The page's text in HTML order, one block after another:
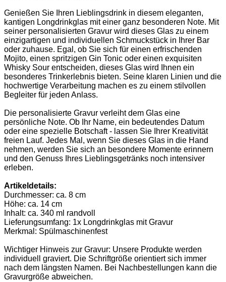
Genießen Sie Ihren Lieblingsdrink in diesem eleganten,
kantigen Longdrinkglas mit einer ganz besonderen Note. Mit
seiner personalisierten Gravur wird dieses Glas zu einem
einzigartigen und individuellen Schmuckstück in Ihrer Bar
oder zuhause. Egal, ob Sie sich für einen erfrischenden
Mojito, einen spritzigen Gin Tonic oder einen exquisiten
Whisky Sour entscheiden, dieses Glas wird Ihnen ein
besonderes Trinkerlebnis bieten. Seine klaren Linien und die
hochwertige Verarbeitung machen es zu einem stilvollen
Begleiter für jeden Anlass.
Die personalisierte Gravur verleiht dem Glas eine
persönliche Note. Ob Ihr Name, ein bedeutendes Datum
oder eine spezielle Botschaft - lassen Sie Ihrer Kreativität
freien Lauf. Jedes Mal, wenn Sie dieses Glas in die Hand
nehmen, werden Sie sich an besondere Momente erinnern
und den Genuss Ihres Lieblingsgetränks noch intensiver
erleben.
Artikeldetails:
Durchmesser: ca. 8 cm
Höhe: ca. 14 cm
Inhalt: ca. 340 ml randvoll
Lieferungsumfang: 1x Longdrinkglas mit Gravur
Merkmal: Spülmaschinenfest
Wichtiger Hinweis zur Gravur: Unsere Produkte werden
individuell graviert. Die Schriftgröße orientiert sich immer
nach dem längsten Namen. Bei Nachbestellungen kann die
Gravurgröße abweichen.